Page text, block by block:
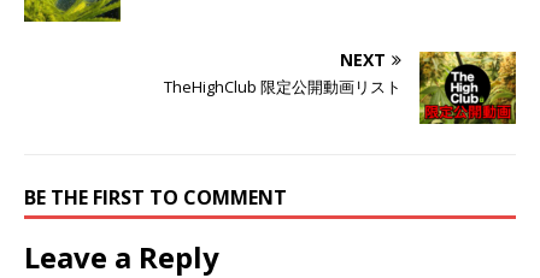
NEXT
TheHighClub 限定公開動画リスト
BE THE FIRST TO COMMENT
Leave a Reply